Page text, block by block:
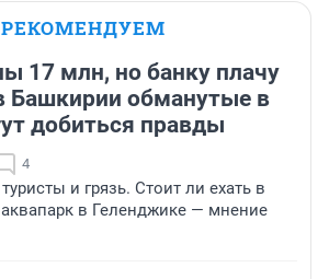
РЕКОМЕНДУЕМ
17 млн, но банку плачу
Башкирии обманутые в
добиться правды
4
и грязь. Стоит ли ехать в
в Геленджике — мнение